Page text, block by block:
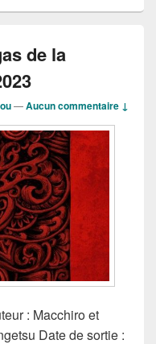
de la
—Aucun commentaire ↓
: Macchiro et
Date de sortie :